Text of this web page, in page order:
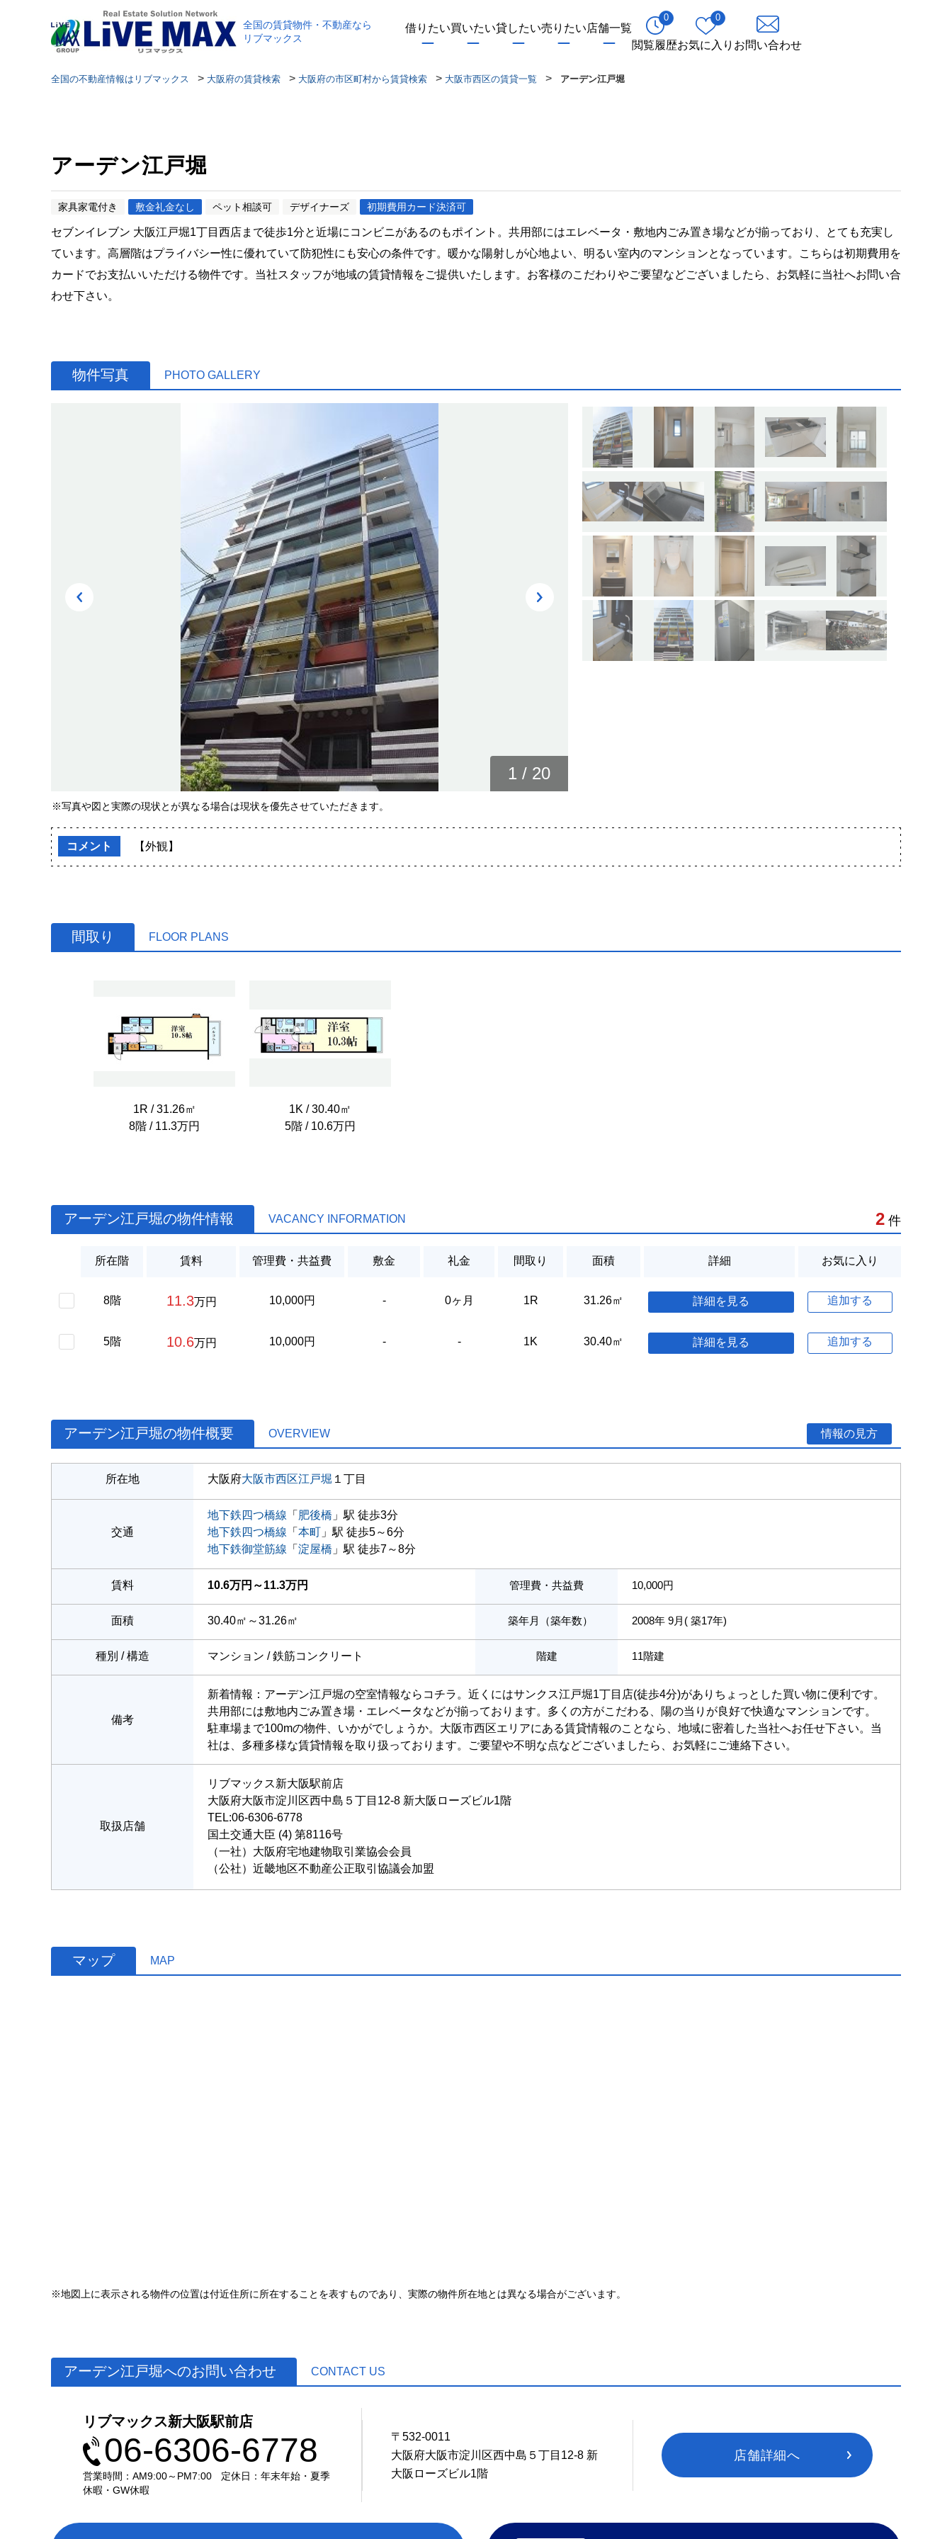
全国の賃貸物件・不動産なら
リブマックス
借りたい買いたい貸したい売りたい店舗一覧
0
閲覧履歴
0
お気に入り お問い合わせ
全国の不動産情報はリブマックス > 大阪府の賃貸検索 > 大阪府の市区町村から賃貸検索 > 大阪市西区の賃貸一覧 > アーデン江戸堀
アーデン江戸堀
家具家電付き 敷金礼金なし ペット相談可 デザイナーズ 初期費用カード決済可
セブンイレブン 大阪江戸堀1丁目西店まで徒歩1分と近場にコンビニがあるのもポイント。共用部にはエレベータ・敷地内ごみ置き場などが揃っており、とても充実し
ています。高層階はプライバシー性に優れていて防犯性にも安心の条件です。暖かな陽射しが心地よい、明るい室内のマンションとなっています。こちらは初期費用を
カードでお支払いいただける物件です。当社スタッフが地域の賃貸情報をご提供いたします。お客様のこだわりやご要望などございましたら、お気軽に当社へお問い合
わせ下さい。
物件写真 PHOTO GALLERY
1 / 20
※写真や図と実際の現状とが異なる場合は現状を優先させていただきます。
コメント 【外観】
間取り FLOOR PLANS
1R / 31.26㎡
8階 / 11.3万円
1K / 30.40㎡
5階 / 10.6万円
アーデン江戸堀の物件情報 VACANCY INFORMATION 2 件
所在階 賃料 管理費・共益費 敷金 礼金 間取り 面積 詳細 お気に入り
8階 11.3万円 10,000円 - 0ヶ月 1R 31.26㎡ 詳細を見る 追加する
5階 10.6万円 10,000円 - - 1K 30.40㎡ 詳細を見る 追加する
アーデン江戸堀の物件概要 OVERVIEW 情報の見方
所在地 大阪府大阪市西区江戸堀 １丁目
交通
地下鉄四つ橋線 「 肥後橋 」駅 徒歩3分
地下鉄四つ橋線 「 本町 」駅 徒歩5～6分
地下鉄御堂筋線 「 淀屋橋 」駅 徒歩7～8分
賃料 10.6万円～11.3万円 管理費・共益費 10,000円
面積 30.40㎡～31.26㎡ 築年月（築年数） 2008年 9月( 築17年)
種別 / 構造 マンション / 鉄筋コンクリート 階建 11階建
備考
新着情報：アーデン江戸堀の空室情報ならコチラ。近くにはサンクス江戸堀1丁目店(徒歩4分)がありちょっとした買い物に便利です。
共用部には敷地内ごみ置き場・エレベータなどが揃っております。多くの方がこだわる、陽の当りが良好で快適なマンションです。
駐車場まで100mの物件、いかがでしょうか。大阪市西区エリアにある賃貸情報のことなら、地域に密着した当社へお任せ下さい。当
社は、多種多様な賃貸情報を取り扱っております。ご要望や不明な点などございましたら、お気軽にご連絡下さい。
取扱店舗
リブマックス新大阪駅前店
大阪府大阪市淀川区西中島５丁目12-8 新大阪ローズビル1階
TEL:06-6306-6778
国土交通大臣 (4) 第8116号
（一社）大阪府宅地建物取引業協会会員
（公社）近畿地区不動産公正取引協議会加盟
マップ MAP
※地図上に表示される物件の位置は付近住所に所在することを表すものであり、実際の物件所在地とは異なる場合がございます。
アーデン江戸堀へのお問い合わせ CONTACT US
リブマックス新大阪駅前店
06-6306-6778
営業時間：AM9:00～PM7:00
定休日：年末年始・夏季
休暇・GW休暇
〒532-0011
大阪府大阪市淀川区西中島５丁目12-8 新
大阪ローズビル1階
店舗詳細へ